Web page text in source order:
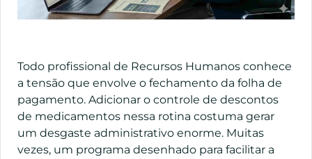
Todo profissional de Recursos Humanos conhece
a tensão que envolve o fechamento da folha de
pagamento. Adicionar o controle de descontos
de medicamentos nessa rotina costuma gerar
um desgaste administrativo enorme. Muitas
vezes, um programa desenhado para facilitar a